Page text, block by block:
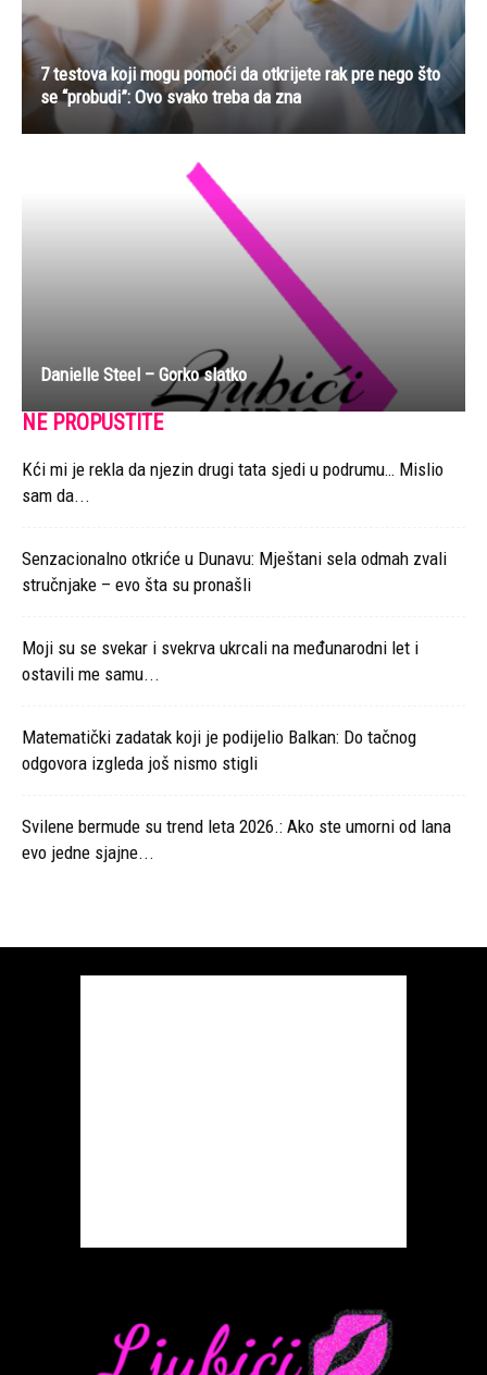
7 testova koji mogu pomoći da otkrijete rak pre nego što
se “probudi”: Ovo svako treba da zna
Danielle Steel – Gorko slatko
NE PROPUSTITE
Kći mi je rekla da njezin drugi tata sjedi u podrumu… Mislio
sam da...
Senzacionalno otkriće u Dunavu: Mještani sela odmah zvali
stručnjake – evo šta su pronašli
Moji su se svekar i svekrva ukrcali na međunarodni let i
ostavili me samu...
Matematički zadatak koji je podijelio Balkan: Do tačnog
odgovora izgleda još nismo stigli
Svilene bermude su trend leta 2026.: Ako ste umorni od lana
evo jedne sjajne...